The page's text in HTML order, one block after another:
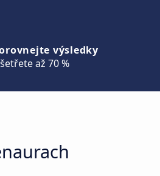
výsledky
až 70 %